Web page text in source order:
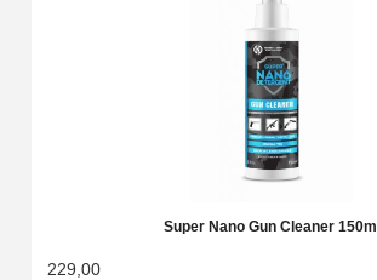
Super Nano Gun Cleaner 150ml
229,00